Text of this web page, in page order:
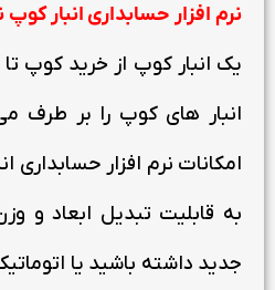
نرم افزار حسابداری انبار
یک انبار کوپ از خرید کوپ
انبار های کوپ را بر طرف
امکانات نرم افزار حسابداری
به قابلیت تبدیل ابعاد و
جدید داشته باشید یا